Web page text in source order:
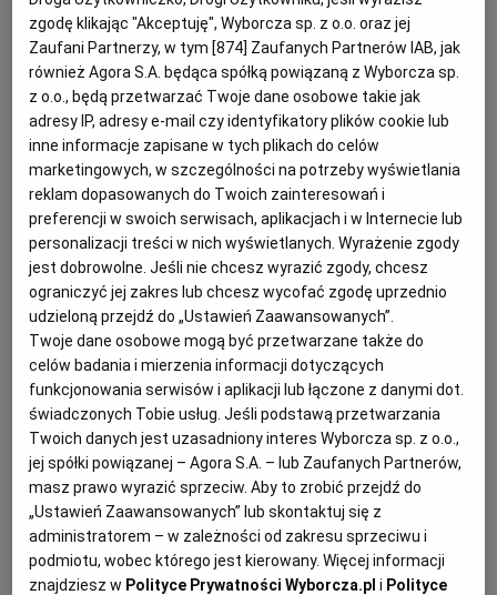
DOMOWE PRZETWORY
SOST, DIPY I INNE DODATKI
KUCHNIA MEKSYKAŃSKA
KUCHNIA INDYJSKA
KUCHNIA HISZPAŃSKA
KUCHNIA NIEMIECKA
GLIWICE
GORZÓW WIELKOPOLSKI
KALISZ
KATOWICE
KIELCE
KOSZALIN
KRAKÓW
LUBLIN
ŁÓDŹ
WYBORCZA TV I VOD
TYLKO ZDROWIE
KSIĄŻKI. MAGAZYN DO CZYTANIA
NASZA EUROPA
SŁÓWKA. MAGAZYN O JĘZYKU
BIQDATA
JUTRONAUCI
ARCHIWUM
INNE SERWISY
GAZETA.PL
TOK FM
SPORT.PL
PUBLIO.PL
KULTURALNYSKLEP.PL
Dla 4-5 osób
Przygotowanie: ok. 50 minut
Kopytka – składniki:
1 kg mączystych ziemniaków*
zgodę klikając "Akceptuję", Wyborcza sp. z o.o. oraz jej
Zaufani Partnerzy, w tym [874] Zaufanych Partnerów IAB, jak
również Agora S.A. będąca spółką powiązaną z Wyborcza sp.
z o.o., będą przetwarzać Twoje dane osobowe takie jak
adresy IP, adresy e-mail czy identyfikatory plików cookie lub
inne informacje zapisane w tych plikach do celów
marketingowych, w szczególności na potrzeby wyświetlania
reklam dopasowanych do Twoich zainteresowań i
preferencji w swoich serwisach, aplikacjach i w Internecie lub
personalizacji treści w nich wyświetlanych. Wyrażenie zgody
jest dobrowolne. Jeśli nie chcesz wyrazić zgody, chcesz
ograniczyć jej zakres lub chcesz wycofać zgodę uprzednio
udzieloną przejdź do „Ustawień Zaawansowanych”.
Twoje dane osobowe mogą być przetwarzane także do
celów badania i mierzenia informacji dotyczących
funkcjonowania serwisów i aplikacji lub łączone z danymi dot.
świadczonych Tobie usług. Jeśli podstawą przetwarzania
Twoich danych jest uzasadniony interes Wyborcza sp. z o.o.,
jej spółki powiązanej – Agora S.A. – lub Zaufanych Partnerów,
masz prawo wyrazić sprzeciw. Aby to zrobić przejdź do
„Ustawień Zaawansowanych” lub skontaktuj się z
administratorem – w zależności od zakresu sprzeciwu i
podmiotu, wobec którego jest kierowany. Więcej informacji
znajdziesz w Polityce Prywatności Wyborcza.pl i Polityce